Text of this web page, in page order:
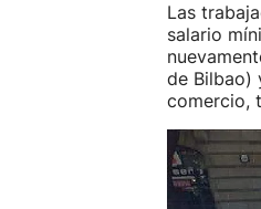
Las
salario
de Bilbao)
comercio,